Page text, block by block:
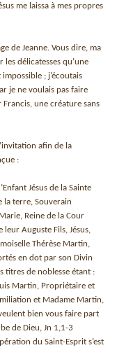
me laissa à mes propres
de Jeanne. Vous dire, ma
délicatesses qu’une
; j’écoutais
je ne voulais pas faire
une créature sans
afin de la
:
Jésus de la Sainte
la terre, Souverain
Reine de la Cour
Auguste Fils, Jésus,
Thérèse Martin,
en dot par son Divin
titres de noblesse étant :
Martin, Propriétaire et
et Madame Martin,
bien vous faire part
de Dieu, Jn 1,1-3
du Saint-Esprit s’est